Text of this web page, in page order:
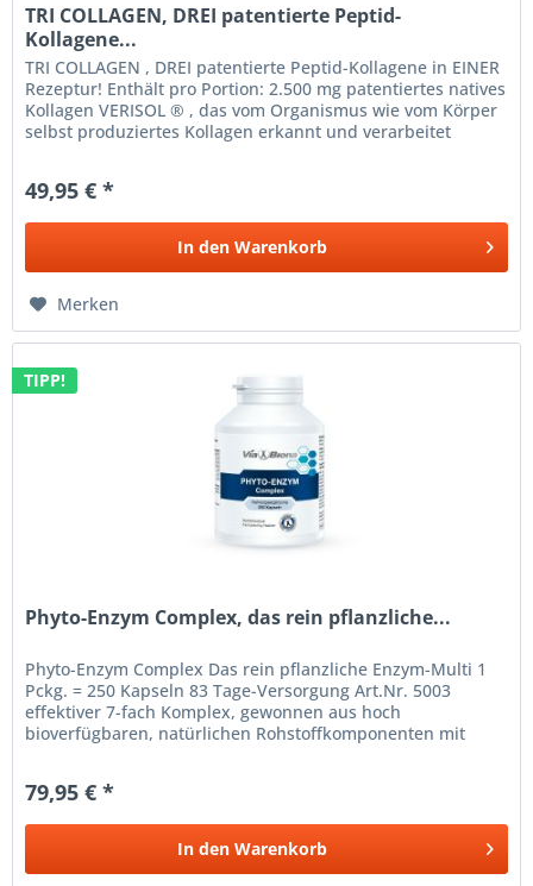
TRI COLLAGEN, DREI patentierte Peptid-
Kollagene...
TRI COLLAGEN , DREI patentierte Peptid-Kollagene in EINER
Rezeptur! Enthält pro Portion: 2.500 mg patentiertes natives
Kollagen VERISOL ® , das vom Organismus wie vom Körper
selbst produziertes Kollagen erkannt und verarbeitet
49,95 € *
In den Warenkorb
Merken
TIPP!
Phyto-Enzym Complex, das rein pflanzliche...
Phyto-Enzym Complex Das rein pflanzliche Enzym-Multi 1
Pckg. = 250 Kapseln 83 Tage-Versorgung Art.Nr. 5003
effektiver 7-fach Komplex, gewonnen aus hoch
bioverfügbaren, natürlichen Rohstoffkomponenten mit
79,95 € *
In den Warenkorb